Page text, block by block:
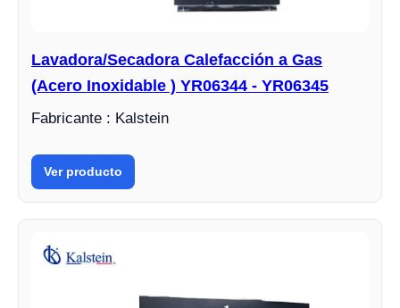
Lavadora/Secadora Calefacción a Gas
(Acero Inoxidable ) YR06344 - YR06345
Fabricante : Kalstein
Ver producto